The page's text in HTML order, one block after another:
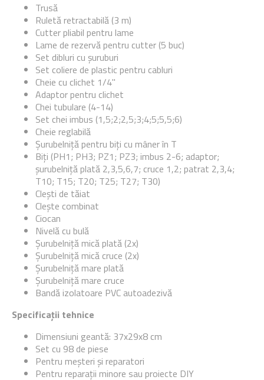
Trusă
Ruletă retractabilă (3 m)
Cutter pliabil pentru lame
Lame de rezervă pentru cutter (5 buc)
Set dibluri cu șuruburi
Set coliere de plastic pentru cabluri
Cheie cu clichet 1/4"
Adaptor pentru clichet
Chei tubulare (4-14)
Set chei imbus (1,5;2;2,5;3;4;5;5,5;6)
Cheie reglabilă
Șurubelniță pentru biți cu mâner în T
Biți (PH1; PH3; PZ1; PZ3; imbus 2-6; adaptor;
șurubelniță plată 2,3,5,6,7; cruce 1,2; patrat 2,3,4;
T10; T15; T20; T25; T27; T30)
Clești de tăiat
Clește combinat
Ciocan
Nivelă cu bulă
Șurubelniță mică plată (2x)
Șurubelniță mică cruce (2x)
Șurubelniță mare plată
Șurubelniță mare cruce
Bandă izolatoare PVC autoadezivă
Specificații tehnice
Dimensiuni geantă: 37x29x8 cm
Set cu 98 de piese
Pentru meșteri și reparatori
Pentru reparații minore sau proiecte DIY